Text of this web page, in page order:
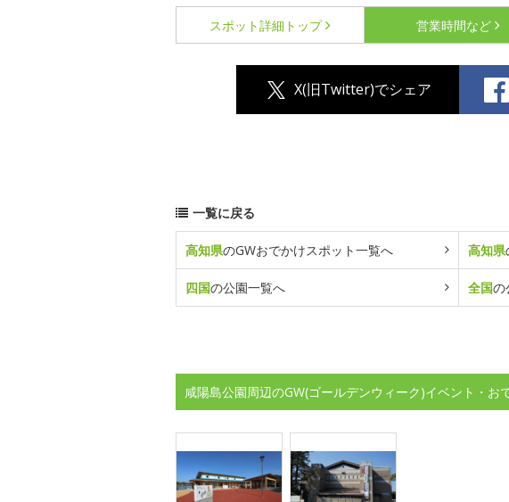
スポット詳細 トップ 営業時間など
X(旧Twitter)でシェア
一覧に戻る
高知県のGWおでかけスポット一覧へ 高知県
四国の公園一覧へ 全国の
咸陽島公園周辺のGW(ゴールデンウィーク)イベント・お